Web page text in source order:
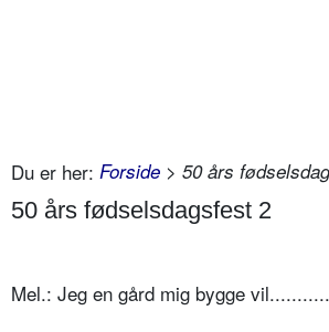
Du er her: Forside > 50 års
50 års fødselsdagsfest 2
Mel.: Jeg en gård mig bygge